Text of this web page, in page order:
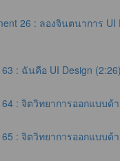
26 : ลองจินตนาการ
63 : ฉันคือ UI Design (2:26)
64 : จิตวิทยาการออกแบบด้
65 : จิตวิทยาการออกแบบด้